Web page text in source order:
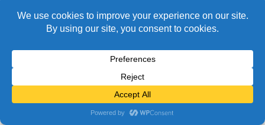
© Alain Bidart (2026) - Tous droits réservés
FIÈREMENT PROPULSÉ PARPARABOLA